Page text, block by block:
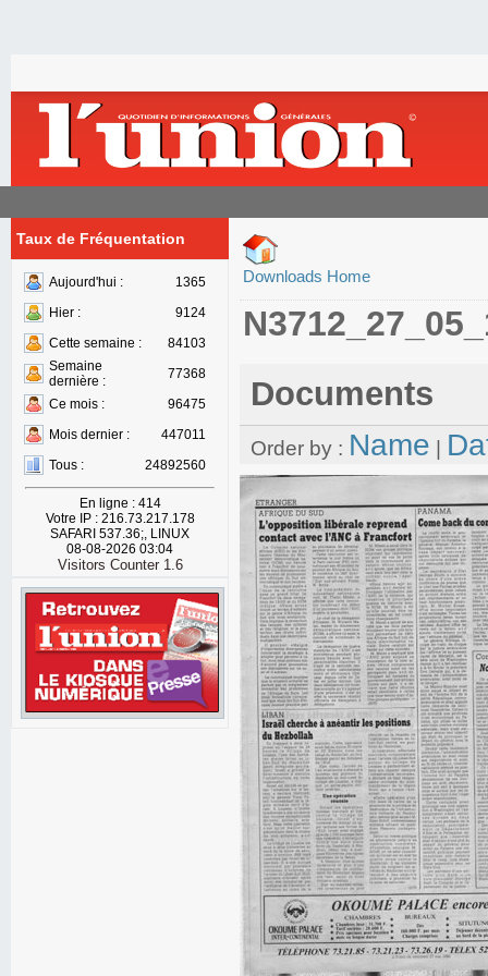
Taux de Fréquentation
Aujourd'hui :
1365
Hier :
9124
Cette semaine :
84103
Semaine
dernière :
77368
Ce mois :
96475
Mois dernier :
447011
Tous :
24892560
En ligne : 414
Votre IP : 216.73.217.178
SAFARI 537.36;, LINUX
08-08-2026 03:04
Visitors Counter 1.6
Downloads Home
Documents
Order by : Name